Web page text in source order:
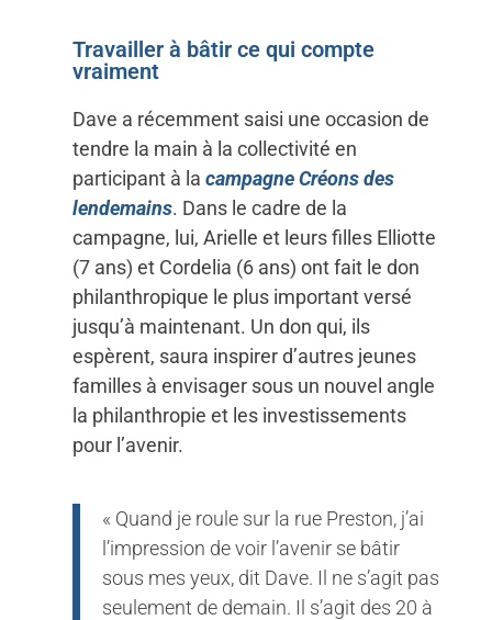
Travailler à bâtir ce qui compte
vraiment
Dave a récemment saisi une occasion de
tendre la main à la collectivité en
participant à lacampagne Créons des
lendemains. Dans le cadre de la
campagne, lui, Arielle et leurs filles Elliotte
(7 ans) et Cordelia (6 ans) ont fait le don
philanthropique le plus important versé
jusqu’à maintenant. Un don qui, ils
espèrent, saura inspirer d’autres jeunes
familles à envisager sous un nouvel angle
la philanthropie et les investissements
pour l’avenir.
« Quand je roule sur la rue Preston, j’ai
l’impression de voir l’avenir se bâtir
sous mes yeux, dit Dave. Il ne s’agit pas
seulement de demain. Il s’agit des 20 à